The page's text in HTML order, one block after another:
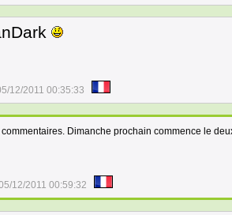
12/2011 00:35:33
commentaires. Dimanche prochain commence le
12/2011 00:59:32